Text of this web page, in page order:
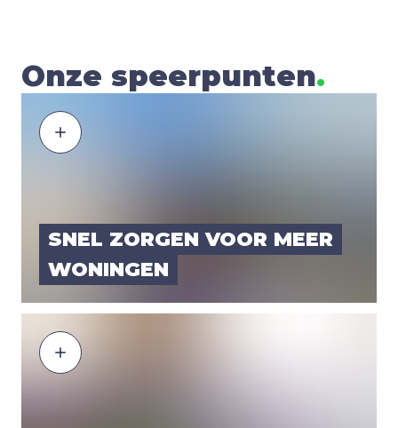
Onze speerpunten.
SNEL ZOR­GEN VOOR MEER
WONIN­GEN